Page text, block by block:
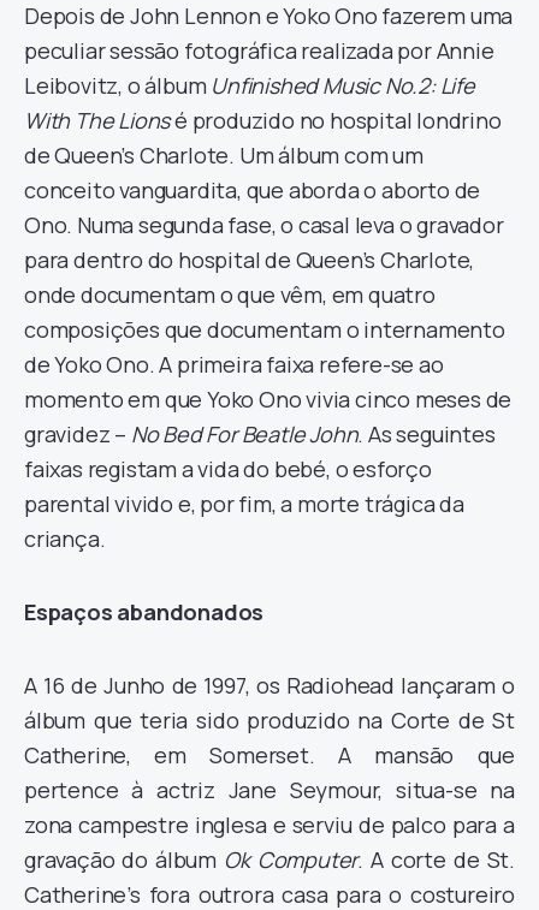
Depois de John Lennon e Yoko Ono fazerem uma
peculiar sessão fotográfica realizada por Annie
Leibovitz, o álbum Unfinished Music No.2: Life
With The Lionsé produzido no hospital londrino
de Queen’s Charlote. Um álbum com um
conceito vanguardita, que aborda o aborto de
Ono. Numa segunda fase, o casal leva o gravador
para dentro do hospital de Queen’s Charlote,
onde documentam o que vêm, em quatro
composições que documentam o internamento
de Yoko Ono. A primeira faixa refere-se ao
momento em que Yoko Ono vivia cinco meses de
gravidez – No Bed For Beatle John. As seguintes
faixas registam a vida do bebé, o esforço
parental vivido e, por fim, a morte trágica da
criança.
Espaços abandonados
A 16 de Junho de 1997, os Radiohead lançaram o
álbum que teria sido produzido na Corte de St
Catherine, em Somerset. A mansão que
pertence à actriz Jane Seymour, situa-se na
zona campestre inglesa e serviu de palco para a
gravação do álbum Ok Computer. A corte de St.
Catherine’s fora outrora casa para o costureiro